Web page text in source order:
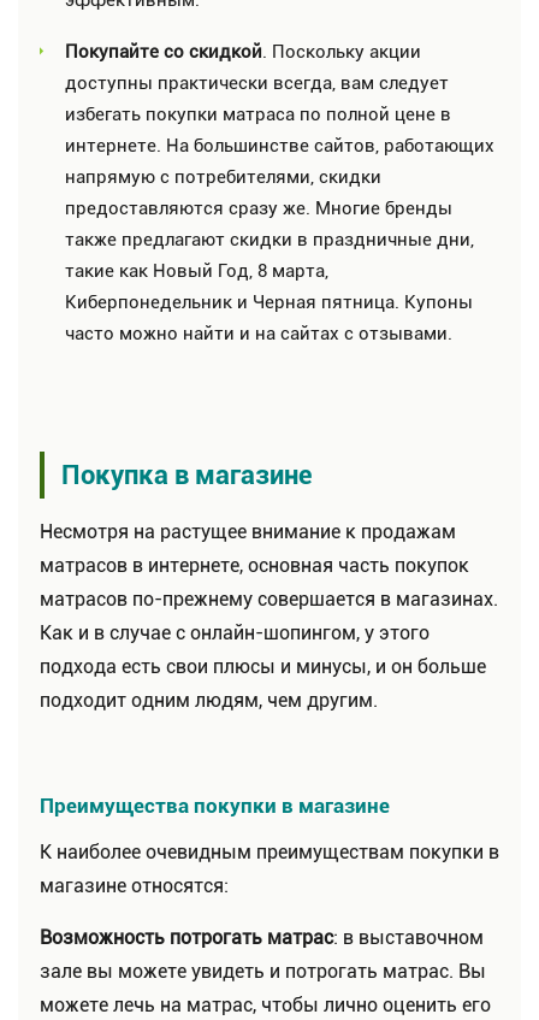
Покупайте со скидкой. Поскольку акции
доступны практически всегда, вам следует
избегать покупки матраса по полной цене в
интернете. На большинстве сайтов, работающих
напрямую с потребителями, скидки
предоставляются сразу же. Многие бренды
также предлагают скидки в праздничные дни,
такие как Новый Год, 8 марта,
Киберпонедельник и Черная пятница. Купоны
часто можно найти и на сайтах с отзывами.
Покупка в магазине
Несмотря на растущее внимание к продажам
матрасов в интернете, основная часть покупок
матрасов по-прежнему совершается в магазинах.
Как и в случае с онлайн-шопингом, у этого
подхода есть свои плюсы и минусы, и он больше
подходит одним людям, чем другим.
Преимущества покупки в магазине
К наиболее очевидным преимуществам покупки в
магазине относятся:
Возможность потрогать матрас: в выставочном
зале вы можете увидеть и потрогать матрас. Вы
можете лечь на матрас, чтобы лично оценить его